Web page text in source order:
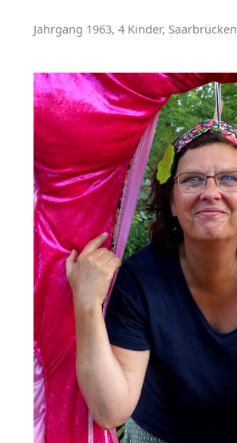
Jahrgang 1963, 4 Kinder, Saarbrücken